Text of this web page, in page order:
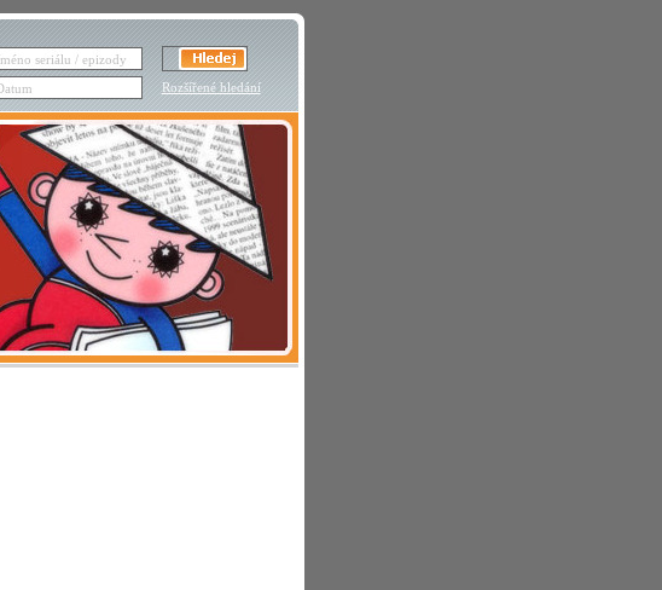
Rozšířené hledání